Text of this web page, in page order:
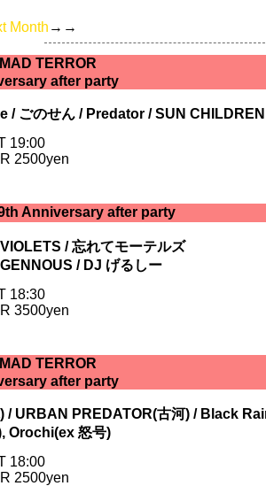
Month →→
TERROR
after party
/ ごのせん / Predator / SUN
19:00
2500yen
Anniversary after party
/ 忘れてモーテルズ
/ DJ げるしー
18:30
3500yen
TERROR
after party
/ URBAN PREDATOR(古河) / Black
Orochi(ex 怒号)
18:00
2500yen